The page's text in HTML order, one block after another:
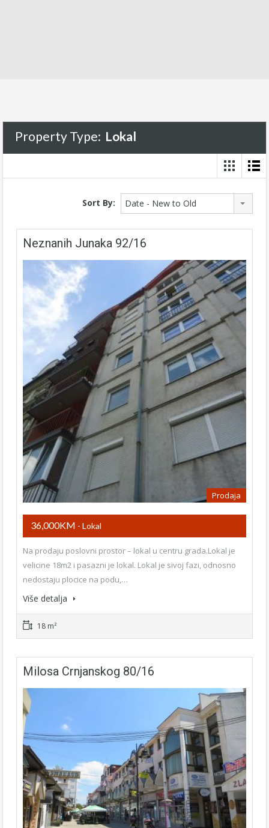
Property Type: Lokal
Sort By: Date - New to Old
Neznanih Junaka 92/16
Prodaja
36,000KM - Lokal
Na prodaju poslovni prostor – lokal u centru grada.Lokal je
velicine 18m2 i pasazni je lokal. Lokal je sivoj fazi, odnosno
nedostaju plocice na podu,…
Više detalja
18 m²
Milosa Crnjanskog 80/16